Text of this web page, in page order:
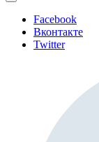
Facebook
Вконтакте
Twitter